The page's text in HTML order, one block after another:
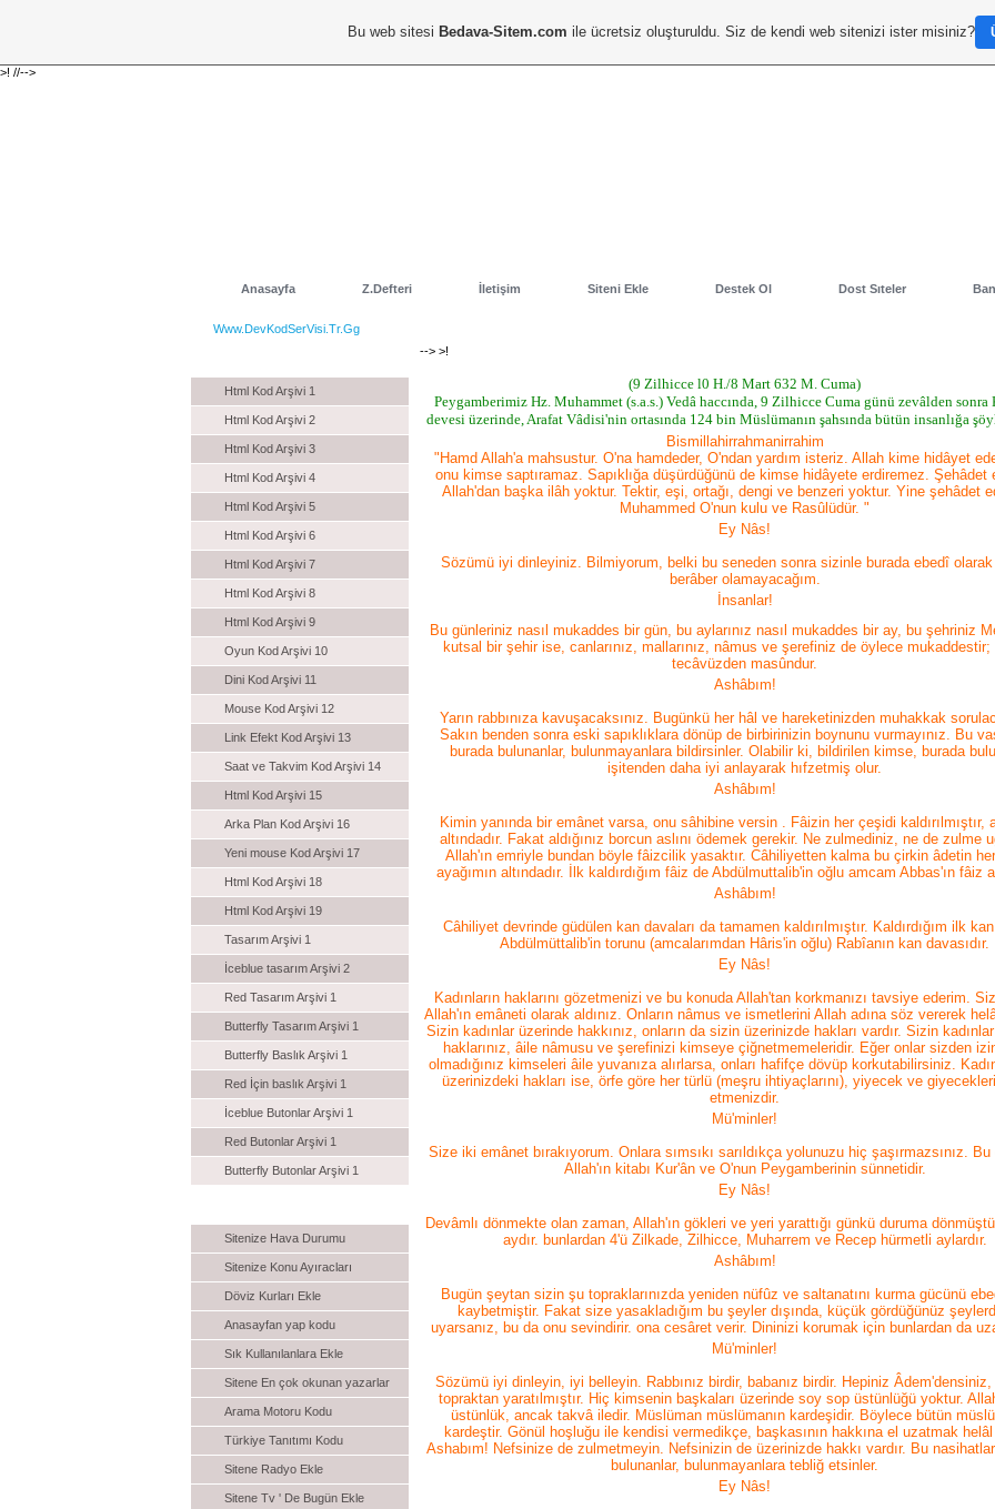
>! //-->
Anasayfa Z.Defteri İletişim Siteni Ekle Destek Ol Dost Sıteler
Www.DevKodSerVisi.Tr.Gg
Html Kod Arşivi 1
Html Kod Arşivi 2
Html Kod Arşivi 3
Html Kod Arşivi 4
Html Kod Arşivi 5
Html Kod Arşivi 6
Html Kod Arşivi 7
Html Kod Arşivi 8
Html Kod Arşivi 9
Oyun Kod Arşivi 10
Dini Kod Arşivi 11
Mouse Kod Arşivi 12
Link Efekt Kod Arşivi 13
Saat ve Takvim Kod Arşivi 14
Html Kod Arşivi 15
Arka Plan Kod Arşivi 16
Yeni mouse Kod Arşivi 17
Html Kod Arşivi 18
Html Kod Arşivi 19
Tasarım Arşivi 1
İceblue tasarım Arşivi 2
Red Tasarım Arşivi 1
Butterfly Tasarım Arşivi 1
Butterfly Baslık Arşivi 1
Red İçin baslık Arşivi 1
İceblue Butonlar Arşivi 1
Red Butonlar Arşivi 1
Butterfly Butonlar Arşivi 1
Sitenize Hava Durumu
Sitenize Konu Ayıracları
Döviz Kurları Ekle
Anasayfan yap kodu
Sık Kullanılanlara Ekle
Sitene En çok okunan yazarlar
Arama Motoru Kodu
Türkiye Tanıtımı Kodu
Sitene Radyo Ekle
Sitene Tv ' De Bugün Ekle
--> >!
(9 Zilhicce l0 H./8 Mart 632 M. Cuma)
Peygamberimiz Hz. Muhammet (s.a.s.) Vedâ haccında, 9 Zilhicce Cuma günü zevâlden sonra
devesi üzerinde, Arafat Vâdisi'nin ortasında 124 bin Müslümanın şahsında bütün insanlığa
Bismillahirrahmanirrahim
"Hamd Allah'a mahsustur. O'na hamdeder, O'ndan yardım isteriz. Allah kime hidâyet
onu kimse saptıramaz. Sapıklığa düşürdüğünü de kimse hidâyete erdiremez. Şehâdet
Allah'dan başka ilâh yoktur. Tektir, eşi, ortağı, dengi ve benzeri yoktur. Yine şehâdet
Muhammed O'nun kulu ve Rasûlüdür. "
Ey Nâs!
Sözümü iyi dinleyiniz. Bilmiyorum, belki bu seneden sonra sizinle burada ebedî
berâber olamayacağım.
İnsanlar!
Bu günleriniz nasıl mukaddes bir gün, bu aylarınız nasıl mukaddes bir ay, bu şehriniz
kutsal bir şehir ise, canlarınız, mallarınız, nâmus ve şerefiniz de öylece mukaddestir;
tecâvüzden masûndur.
Ashâbım!
Yarın rabbınıza kavuşacaksınız. Bugünkü her hâl ve hareketinizden muhakkak
Sakın benden sonra eski sapıklıklara dönüp de birbirinizin boynunu vurmayınız. Bu
burada bulunanlar, bulunmayanlara bildirsinler. Olabilir ki, bildirilen kimse, burada
işitenden daha iyi anlayarak hıfzetmiş olur.
Ashâbım!
Kimin yanında bir emânet varsa, onu sâhibine versin . Fâizin her çeşidi kaldırılmıştır,
altındadır. Fakat aldığınız borcun aslını ödemek gerekir. Ne zulmediniz, ne de zulme
Allah'ın emriyle bundan böyle fâizcilik yasaktır. Câhiliyetten kalma bu çirkin âdetin
ayağımın altındadır. İlk kaldırdığım fâiz de Abdülmuttalib'in oğlu amcam Abbas'ın fâiz
Ashâbım!
Câhiliyet devrinde güdülen kan davaları da tamamen kaldırılmıştır. Kaldırdığım ilk kan
Abdülmüttalib'in torunu (amcalarımdan Hâris'in oğlu) Rabîanın kan davasıdır.
Ey Nâs!
Kadınların haklarını gözetmenizi ve bu konuda Allah'tan korkmanızı tavsiye ederim. Siz
Allah'ın emâneti olarak aldınız. Onların nâmus ve ismetlerini Allah adına söz vererek
Sizin kadınlar üzerinde hakkınız, onların da sizin üzerinizde hakları vardır. Sizin
haklarınız, âile nâmusu ve şerefinizi kimseye çiğnetmemeleridir. Eğer onlar sizden
olmadığınız kimseleri âile yuvanıza alırlarsa, onları hafifçe dövüp korkutabilirsiniz.
üzerinizdeki hakları ise, örfe göre her türlü (meşru ihtiyaçlarını), yiyecek ve
etmenizdir.
Mü'minler!
Size iki emânet bırakıyorum. Onlara sımsıkı sarıldıkça yolunuzu hiç şaşırmazsınız. Bu
Allah'ın kitabı Kur'ân ve O'nun Peygamberinin sünnetidir.
Ey Nâs!
Devâmlı dönmekte olan zaman, Allah'ın gökleri ve yeri yarattığı günkü duruma
aydır. bunlardan 4'ü Zilkade, Zilhicce, Muharrem ve Recep hürmetli aylardır.
Ashâbım!
Bugün şeytan sizin şu topraklarınızda yeniden nüfûz ve saltanatını kurma gücünü
kaybetmiştir. Fakat size yasakladığım bu şeyler dışında, küçük gördüğünüz
uyarsanız, bu da onu sevindirir. ona cesâret verir. Dininizi korumak için bunlardan da
Mü'minler!
Sözümü iyi dinleyin, iyi belleyin. Rabbınız birdir, babanız birdir. Hepiniz
topraktan yaratılmıştır. Hiç kimsenin başkaları üzerinde soy sop üstünlüğü yoktur.
üstünlük, ancak takvâ iledir. Müslüman müslümanın kardeşidir. Böylece bütün
kardeştir. Gönül hoşluğu ile kendisi vermedikçe, başkasının hakkına el uzatmak helâl
Ashabım! Nefsinize de zulmetmeyin. Nefsinizin de üzerinizde hakkı vardır. Bu
bulunanlar, bulunmayanlara tebliğ etsinler.
Ey Nâs!
Bu web sitesi Bedava-Sitem.com ile ücretsiz oluşturuldu. Siz de kendi web sitenizi ister misiniz?